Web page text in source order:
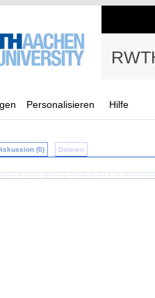
Personalisieren Hilfe
(0) Dateien